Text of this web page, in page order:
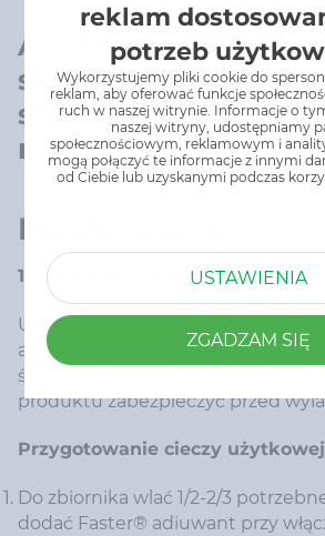
Adiuwanty są
skutecznego i
stosowania
rolnictwie i
Dawkowanie:
10 ml Faster® adiuwant na 10 l
Uwaga! W przypadku potrzeby
adiuwantu należy wykorzystać
środka ochrony roślin.
produktu zabezpieczyć przed
Przygotowanie cieczy
Do zbiornika wlać 1/2-2/3
dodać Faster® adiuwant przy
reklam
potrzeb
Wykorzystujemy pliki cookie do
reklam, aby oferować funkcje
ruch w naszej witrynie. Informacje o
naszej witryny, udostępniamy
społecznościowym, reklamowym i
mogą połączyć te informacje z innymi
od Ciebie lub uzyskanymi podczas
USTAWIENIA
ZGADZAM SIĘ